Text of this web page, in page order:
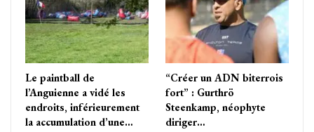
Le paintball de
l’Anguienne a vidé les
endroits, inférieurement
la accumulation d’une…
“Créer un ADN biterrois
fort” : Gurthrö
Steenkamp, néophyte
diriger…